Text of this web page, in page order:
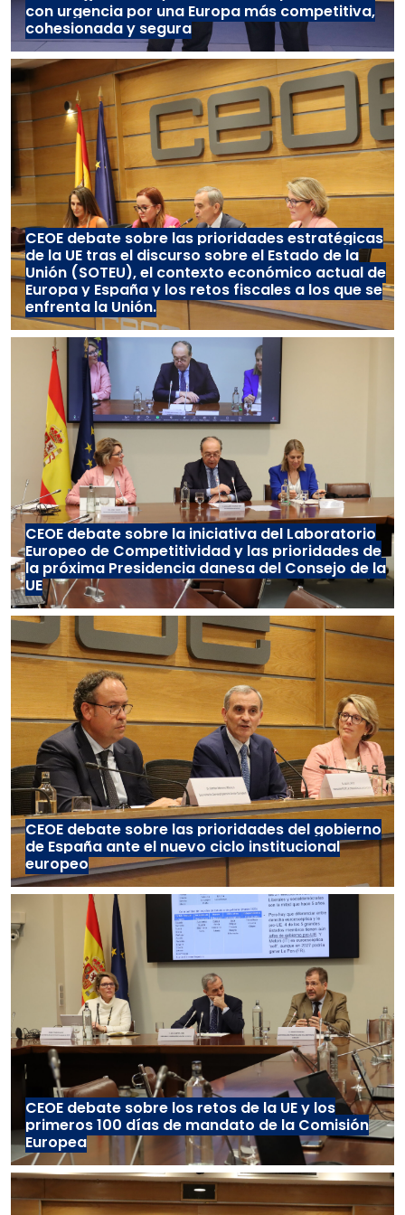
con urgencia por una Europa más competitiva,
cohesionada y segura
CEOE debate sobre las prioridades estratégicas
de la UE tras el discurso sobre el Estado de la
Unión (SOTEU), el contexto económico actual de
Europa y España y los retos fiscales a los que se
enfrenta la Unión.
CEOE debate sobre la iniciativa del Laboratorio
Europeo de Competitividad y las prioridades de
la próxima Presidencia danesa del Consejo de la
UE
CEOE debate sobre las prioridades del gobierno
de España ante el nuevo ciclo institucional
europeo
CEOE debate sobre los retos de la UE y los
primeros 100 días de mandato de la Comisión
Europea